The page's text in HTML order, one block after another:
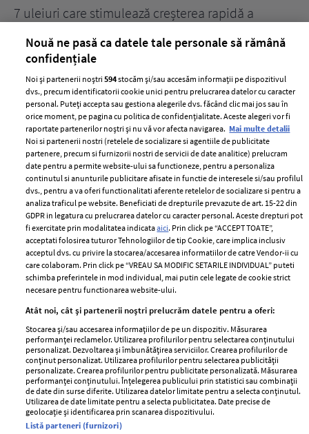
7 uleiuri care stimulează creșterea rapidă a
ELLE Style Awards
2024
Despre ELLE
Romania
Contact
Abonamente
Termeni si conditii
Politica de
confidențialitate
Politica de cookies
Publicitate
GSP
Unica
Baby
Retete
femei
Viva
Avantaje
Retete practice
Pariază responsabil! Decizia ONJN nr. 821/25.09.2025.
Jocurile de noroc sunt interzise minorilor.
Nouă ne pasă ca datele tale personale să rămână
confidențiale
Noi și partenerii noștri594stocăm și/sau accesăm informații pe dispozitivul
dvs., precum identificatorii cookie unici pentru prelucrarea datelor cu caracter
personal. Puteți accepta sau gestiona alegerile dvs. făcând clic mai jos sau în
orice moment, pe pagina cu politica de confidențialitate. Aceste alegeri vor fi
raportate partenerilor noștri și nu vă vor afecta navigarea. Mai multe detalii
Noi si partenerii nostri (retelele de socializare si agentiile de publicitate
partenere, precum si furnizorii nostri de servicii de date analitice) prelucram
date pentru a permite website-ului sa functioneze, pentru a personaliza
continutul si anunturile publicitare afisate in functie de interesele si/sau profilul
dvs., pentru a va oferi functionalitati aferente retelelor de socializare si pentru a
analiza traficul pe website. Beneficiati de drepturile prevazute de art. 15-22 din
GDPR in legatura cu prelucrarea datelor cu caracter personal. Aceste drepturi pot
fi exercitate prin modalitatea indicataaici. Prin click pe “ACCEPT TOATE”,
acceptati folosirea tuturor Tehnologiilor de tip Cookie, care implica inclusiv
acceptul dvs. cu privire la stocarea/accesarea informatiilor de catre Vendor-ii cu
care colaboram. Prin click pe “VREAU SA MODIFIC SETARILE INDIVIDUAL” puteti
schimba preferintele in mod individual, mai putin cele legate de cookie strict
necesare pentru functionarea website-ului.
Atât noi, cât și partenerii noștri prelucrăm datele pentru a oferi:
Stocarea și/sau accesarea informațiilor de pe un dispozitiv. Măsurarea
performanței reclamelor. Utilizarea profilurilor pentru selectarea conținutului
personalizat. Dezvoltarea și îmbunătățirea serviciilor. Crearea profilurilor de
conținut personalizat. Utilizarea profilurilor pentru selectarea publicității
personalizate. Crearea profilurilor pentru publicitate personalizată. Măsurarea
performanței conținutului. Înțelegerea publicului prin statistici sau combinații
de date din surse diferite. Utilizarea datelor limitate pentru a selecta conținutul.
Utilizarea de date limitate pentru a selecta publicitatea. Date precise de
geolocație și identificarea prin scanarea dispozitivului.
Listă parteneri (furnizori)